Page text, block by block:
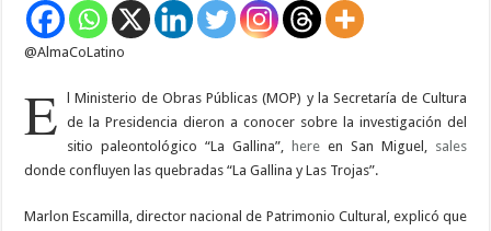
“La
Gallina”,
en
@AlmaCoLatino
E
l Ministerio de Obras Públicas (MOP) y la Secretaría de Cultura
de la Presidencia dieron a conocer sobre la investigación del
sitio paleontológico “La Gallina”, here en San Miguel, sales
donde confluyen las quebradas “La Gallina y Las Trojas”.
Marlon Escamilla, director nacional de Patrimonio Cultural, explicó que